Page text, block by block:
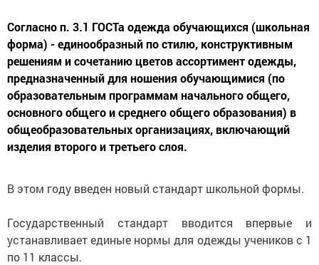
Согласно п. 3.1 ГОСТа одежда обучающихся (школьная
форма) - единообразный по стилю, конструктивным
решениям и сочетанию цветов ассортимент одежды,
предназначенный для ношения обучающимися (по
образовательным программам начального общего,
основного общего и среднего общего образования) в
общеобразовательных организациях, включающий
изделия второго и третьего слоя.
В этом году введен новый стандарт школьной формы.
Государственный стандарт вводится впервые и
устанавливает единые нормы для одежды учеников с 1
по 11 классы.